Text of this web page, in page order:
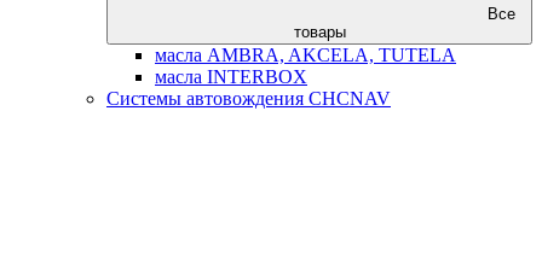
Все
товары
масла AMBRA, AKCELA, TUTELA
масла INTERBOX
Системы автовождения CHCNAV